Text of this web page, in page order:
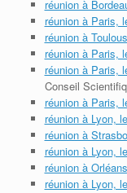
réunion à
réunion à Paris,
réunion à
réunion à Paris,
réunion à Paris,
Conseil
réunion à Paris,
réunion à Lyon,
réunion à
réunion à Lyon,
réunion à
réunion à Lyon,